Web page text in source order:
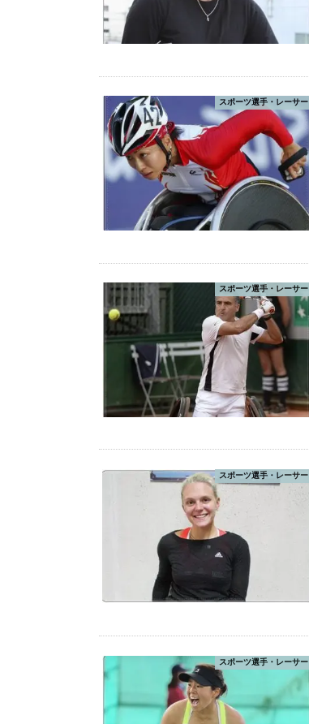
スポーツ選手・レーサー
スポーツ選手・レーサー
スポーツ選手・レーサー
スポーツ選手・レーサー